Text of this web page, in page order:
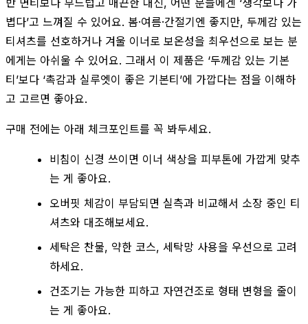
볍다’고 느껴질 수 있어요. 봄·여름·간절기엔 좋지만, 두께감 있는
티셔츠를 선호하거나 겨울 이너로 보온성을 최우선으로 보는 분
에게는 아쉬울 수 있어요. 그래서 이 제품은 ‘두께감 있는 기본
티’보다 ‘촉감과 실루엣이 좋은 기본티’에 가깝다는 점을 이해하
고 고르면 좋아요.
구매 전에는 아래 체크포인트를 꼭 봐두세요.
비침이 신경 쓰이면 이너 색상을 피부톤에 가깝게 맞추
는 게 좋아요.
오버핏 체감이 부담되면 실측과 비교해서 소장 중인 티
셔츠와 대조해보세요.
세탁은 찬물, 약한 코스, 세탁망 사용을 우선으로 고려
하세요.
건조기는 가능한 피하고 자연건조로 형태 변형을 줄이
는 게 좋아요.